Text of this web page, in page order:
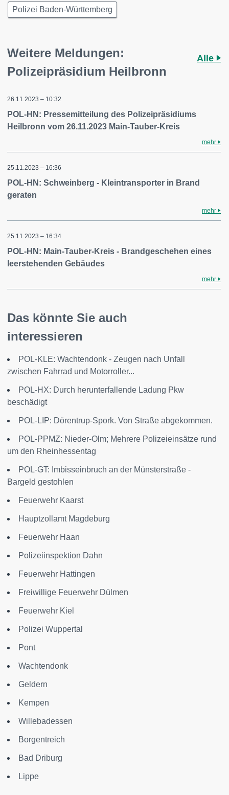
Polizei Baden-Württemberg
Weitere Meldungen:
Polizeipräsidium Heilbronn
Alle
26.11.2023 – 10:32
POL-HN: Pressemitteilung des Polizeipräsidiums
Heilbronn vom 26.11.2023 Main-Tauber-Kreis
mehr
25.11.2023 – 16:36
POL-HN: Schweinberg - Kleintransporter in Brand
geraten
mehr
25.11.2023 – 16:34
POL-HN: Main-Tauber-Kreis - Brandgeschehen eines
leerstehenden Gebäudes
mehr
Das könnte Sie auch
interessieren
POL-KLE: Wachtendonk - Zeugen nach Unfall
zwischen Fahrrad und Motorroller...
POL-HX: Durch herunterfallende Ladung Pkw
beschädigt
POL-LIP: Dörentrup-Spork. Von Straße abgekommen.
POL-PPMZ: Nieder-Olm; Mehrere Polizeieinsätze rund
um den Rheinhessentag
POL-GT: Imbisseinbruch an der Münsterstraße -
Bargeld gestohlen
Feuerwehr Kaarst
Hauptzollamt Magdeburg
Feuerwehr Haan
Polizeiinspektion Dahn
Feuerwehr Hattingen
Freiwillige Feuerwehr Dülmen
Feuerwehr Kiel
Polizei Wuppertal
Pont
Wachtendonk
Geldern
Kempen
Willebadessen
Borgentreich
Bad Driburg
Lippe